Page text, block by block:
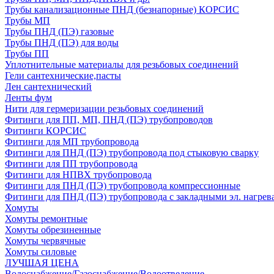
Трубы канализационные ПНД (безнапорные) КОРСИС
Трубы МП
Трубы ПНД (ПЭ) газовые
Трубы ПНД (ПЭ) для воды
Трубы ПП
Уплотнительные материалы для резьбовых соединений
Гели сантехнические,пасты
Лен сантехнический
Ленты фум
Нити для гермеризации резьбовых соединений
Фитинги для ПП, МП, ПНД (ПЭ) трубопроводов
Фитинги КОРСИС
Фитинги для МП трубопровода
Фитинги для ПНД (ПЭ) трубопровода под стыковую сварку
Фитинги для ПП трубопровода
Фитинги для НПВХ трубопровода
Фитинги для ПНД (ПЭ) трубопровода компрессионные
Фитинги для ПНД (ПЭ) трубопровода с закладными эл.
Хомуты
Хомуты ремонтные
Хомуты обрезиненные
Хомуты червячные
Хомуты силовые
ЛУЧШАЯ ЦЕНА